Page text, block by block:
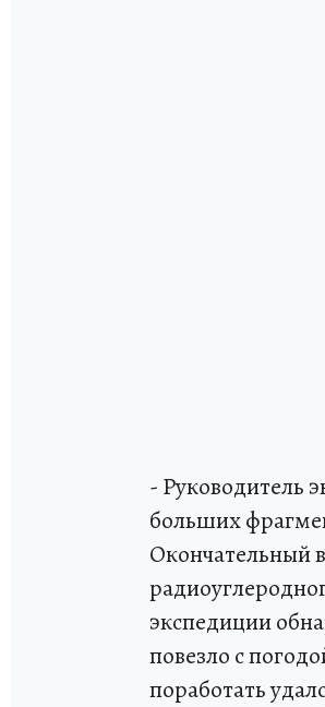
- Руководитель
больших
Окончательный
экспедиции
повезло с
поработать